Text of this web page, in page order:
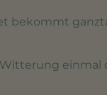
bekommt
Witterung einmal